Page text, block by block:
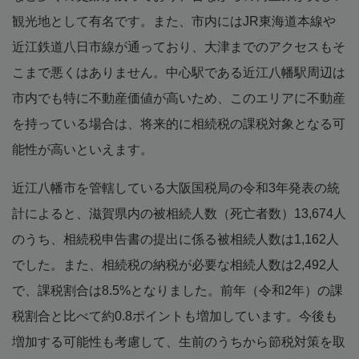
観光地として有名です。また、市内にはJR東海道本線や
近江鉄道八日市線が通っており、大津までのアクセスもそ
こまで悪くはありません。中心駅である近江八幡駅周辺は
市内でも特に不動産価値が高いため、このエリアに不動産
を持っている場合は、将来的に相続税の課税対象となる可
能性が高いといえます。
近江八幡市を管轄している大阪国税局の令和3年発表の統
計によると、滋賀県内の被相続人数（死亡者数）13,674人
のうち、相続税申告書の提出に係る被相続人数は1,162人
でした。また、相続税の納税が必要な相続人数は2,492人
で、課税割合は8.5%となりました。前年（令和2年）の課
税割合と比べて約0.8ポイントも増加しています。今後も
増加する可能性も考慮して、生前のうちから節税対策を取